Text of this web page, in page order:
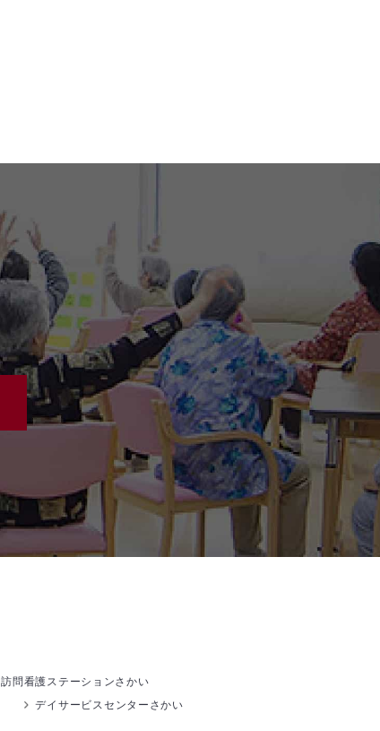
訪問看護ステーションさかい
デイサービスセンターさかい